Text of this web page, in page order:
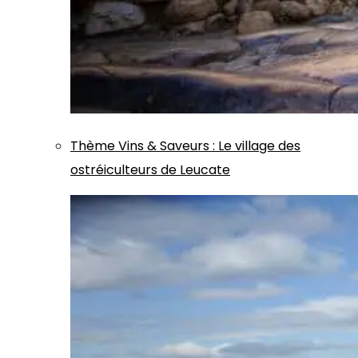
ThèmeVins & Saveurs: Le village des
ostréiculteurs de Leucate